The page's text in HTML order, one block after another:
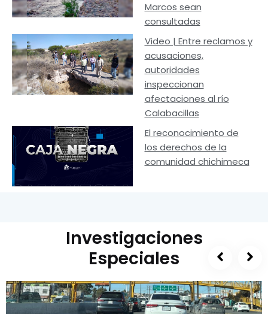
Marcos sean
consultadas
Video | Entre reclamos y
acusaciones,
autoridades
inspeccionan
afectaciones al río
Calabacillas
El reconocimiento de
los derechos de la
comunidad chichimeca
Investigaciones
Especiales